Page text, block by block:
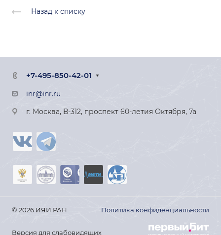
Назад к списку
+7-495-850-42-01
inr@inr.ru
г. Москва, В-312, проспект 60-летия Октября, 7а
© 2026 ИЯИ РАН Политика конфиденциальности
Версия для слабовидящих